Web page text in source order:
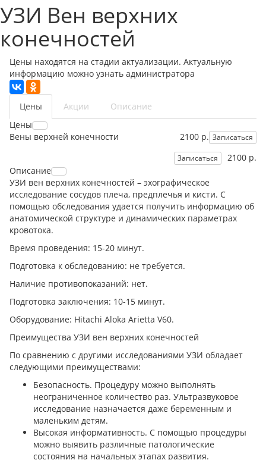
УЗИ Вен верхних
конечностей
Цены находятся на стадии актуализации. Актуальную
информацию можно узнать администратора
Цены Акции
Описание
Цены
Записаться
2100 р.
Вены верхней конечности
2100 р.
Записаться
Описание
УЗИ вен верхних конечностей – эхографическое
исследование сосудов плеча, предплечья и кисти. С
помощью обследования удается получить информацию об
анатомической структуре и динамических параметрах
кровотока.
Время проведения: 15-20 минут.
Подготовка к обследованию: не требуется.
Наличие противопоказаний: нет.
Подготовка заключения: 10-15 минут.
Оборудование: Hitachi Aloka Arietta V60.
Преимущества УЗИ вен верхних конечностей
По сравнению с другими исследованиями УЗИ обладает
следующими преимуществами:
Безопасность. Процедуру можно выполнять
неограниченное количество раз. Ультразвуковое
исследование назначается даже беременным и
маленьким детям.
Высокая информативность. С помощью процедуры
можно выявить различные патологические
состояния на начальных этапах развития.